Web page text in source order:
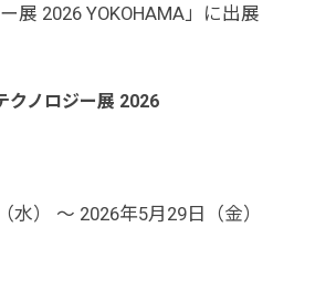
展 2026 YOKOHAMA」に出展
クノロジー展 2026
水） ～ 2026年5月29日（金）